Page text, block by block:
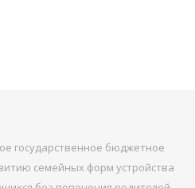
государственное бюджетное
семейных форм устройства